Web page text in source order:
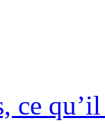
ce